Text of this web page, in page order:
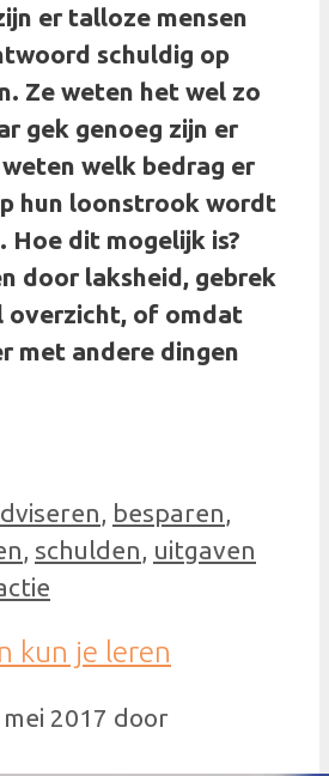
er talloze mensen
schuldig op
Ze weten het wel zo
gek genoeg zijn er
welk bedrag er
hun loonstrook wordt
Hoe dit mogelijk is?
door laksheid, gebrek
overzicht, of omdat
met andere dingen
besparen
schulden uitgaven
kun je leren
2017 door